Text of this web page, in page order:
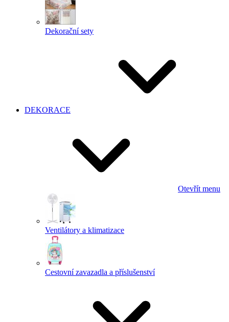
Dekorační sety
DEKORACE
Otevřít menu
Ventilátory a klimatizace
Cestovní zavazadla a příslušenství